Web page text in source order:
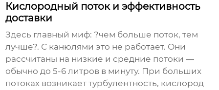
Кислородный поток и эффективность
доставки
Здесь главный миф: ?чем больше поток, тем
лучше?. С канюлями это не работает. Они
рассчитаны на низкие и средние потоки —
обычно до 5-6 литров в минуту. При больших
потоках возникает турбулентность, кислород